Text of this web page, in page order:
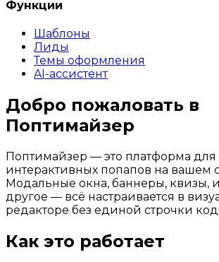
Функции
Шаблоны
Лиды
Темы оформления
AI-ассистент
Добро пожаловать в
Поптимайзер
Поптимайзер — это платформа для
интерактивных попапов на вашем
Модальные окна, баннеры, квизы,
другое — всё настраивается в
редакторе без единой строчки
Как это работает